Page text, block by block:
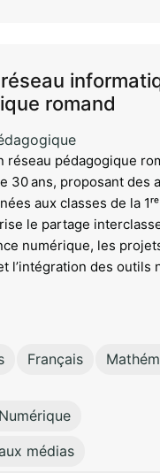
romand
réseau pédagogique
30 ans, proposant des
aux classes de la 1ʳᵉ
le partage
numérique, les
l’intégration des outils
Français
médias